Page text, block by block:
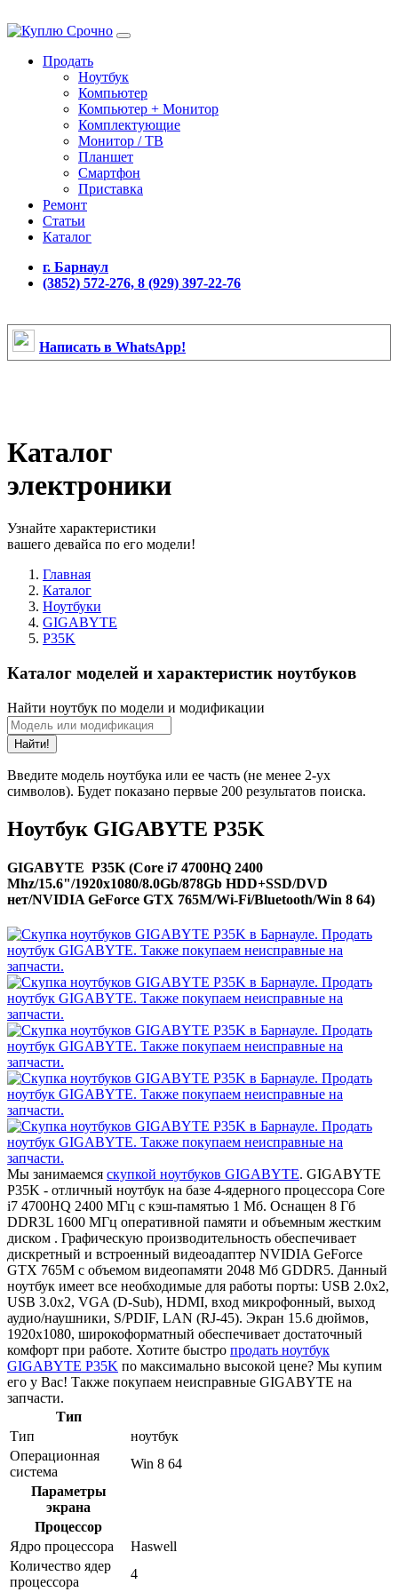
Продать
Ноутбук
Компьютер
Компьютер + Монитор
Комплектующие
Монитор / ТВ
Планшет
Смартфон
Приставка
Ремонт
Статьи
Каталог
г. Барнаул
(3852) 572-276, 8 (929) 397-22-76
Написать в WhatsApp!
Каталог
электроники
Узнайте характеристики
вашего девайса по его модели!
Главная
Каталог
Ноутбуки
GIGABYTE
P35K
Каталог моделей и характеристик ноутбуков
Найти ноутбук по модели и модификации
Найти!
Введите модель ноутбука или ее часть (не менее 2-ух
символов). Будет показано первые 200 результатов поиска.
Ноутбук GIGABYTE P35K
GIGABYTE P35K (Core i7 4700HQ 2400
Mhz/15.6"/1920x1080/8.0Gb/878Gb HDD+SSD/DVD
нет/NVIDIA GeForce GTX 765M/Wi-Fi/Bluetooth/Win 8 64)
Мы занимаемся скупкой ноутбуков GIGABYTE. GIGABYTE
P35K - отличный ноутбук на базе 4-ядерного процессора Core
i7 4700HQ 2400 МГц с кэш-памятью 1 Мб. Оснащен 8 Гб
DDR3L 1600 МГц оперативной памяти и объемным жестким
диском . Графическую производительность обеспечивает
дискретный и встроенный видеоадаптер NVIDIA GeForce
GTX 765M с объемом видеопамяти 2048 Мб GDDR5. Данный
ноутбук имеет все необходимые для работы порты: USB 2.0x2,
USB 3.0x2, VGA (D-Sub), HDMI, вход микрофонный, выход
аудио/наушники, S/PDIF, LAN (RJ-45). Экран 15.6 дюймов,
1920x1080, широкоформатный обеспечивает достаточный
комфорт при работе. Хотите быстро продать ноутбук
GIGABYTE P35K по максимально высокой цене? Мы купим
его у Вас! Также покупаем неисправные GIGABYTE на
запчасти.
Тип
Тип
ноутбук
Операционная
система
Win 8 64
Параметры
экрана
Процессор
Ядро процессора
Haswell
Количество ядер
процессора
4